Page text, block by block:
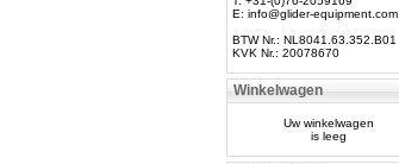
E: info@glider-equipment.com
BTW Nr.: NL8041.63.352.B01
KVK Nr.: 20078670
Winkelwagen
Uw winkelwagen
is leeg